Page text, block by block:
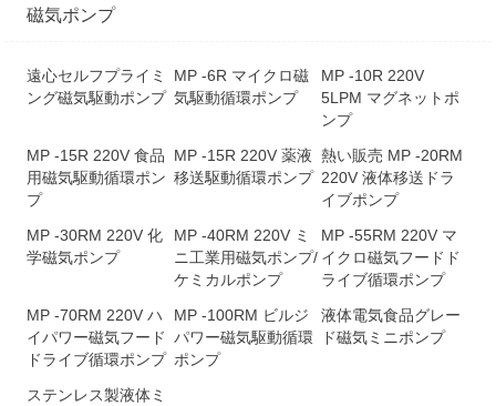
磁気ポンプ
遠心セルフプライミ
ング磁気駆動ポンプ
MP -6R マイクロ磁
気駆動循環ポンプ
MP -10R 220V
5LPM マグネットポ
ンプ
MP -15R 220V 食品
用磁気駆動循環ポン
プ
MP -15R 220V 薬液
移送駆動循環ポンプ
熱い販売 MP -20RM
220V 液体移送ドラ
イブポンプ
MP -30RM 220V 化
学磁気ポンプ
MP -40RM 220V ミ
ニ工業用磁気ポンプ/
ケミカルポンプ
MP -55RM 220V マ
イクロ磁気フードド
ライブ循環ポンプ
MP -70RM 220V ハ
イパワー磁気フード
ドライブ循環ポンプ
MP -100RM ビルジ
パワー磁気駆動循環
ポンプ
液体電気食品グレー
ド磁気ミニポンプ
ステンレス製液体ミ